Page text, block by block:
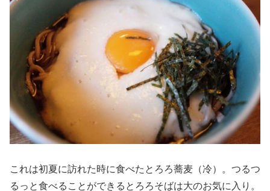
これは初夏に訪れた時に食べたとろろ蕎麦（冷）。つるつ
るっと食べることができるとろろそばは大のお気に入り。